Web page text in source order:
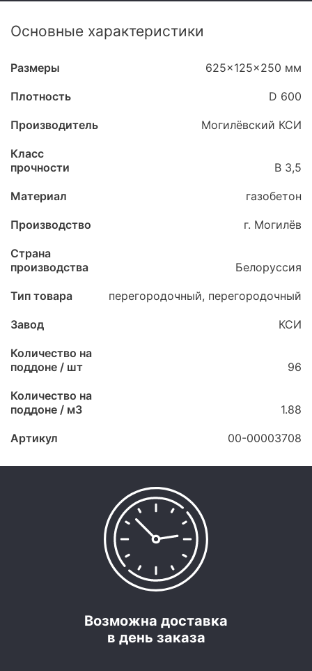
Основные характеристики
Размеры 625x125x250 мм
Плотность D 600
Производитель Могилёвский КСИ
Класс
прочности
B 3,5
Материал газобетон
Производство г. Могилёв
Страна
производства
Белоруссия
Тип товара перегородочный, перегородочный
Завод КСИ
Количество на
поддоне / шт
96
Количество на
поддоне / м3
1.88
Артикул 00-00003708
Возможна доставка
в день заказа